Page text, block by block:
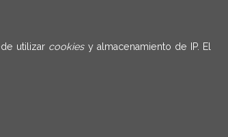
utilizar cookies y almacenamiento de IP. El